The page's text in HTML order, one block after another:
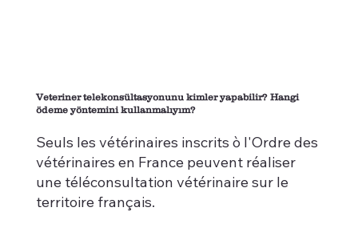
Veteriner telekonsültasyonunu kimler yapabilir? Hangi
ödeme yöntemini kullanmalıyım?
Seuls les vétérinaires inscrits ò l'Ordre des
vétérinaires en France peuvent réaliser
une téléconsultation vétérinaire sur le
territoire français.